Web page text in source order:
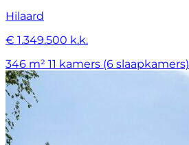
Hilaard
€ 1.349.500 k.k.
346 m² 11 kamers (6 slaapkamers)